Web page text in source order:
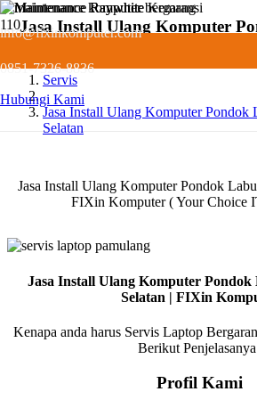
info@fixinkomputer.com
0851-7326-8836
Hubungi Kami
Jasa Install Ulang Komputer
Servis
Jasa Install Ulang Komputer Pondok
Selatan
Jasa Install Ulang Komputer Pondok
FIXin Komputer ( Your Choice
Jasa Install Ulang Komputer
Selatan | FIXin
Kenapa anda harus Servis Laptop
Berikut
Profil Kami